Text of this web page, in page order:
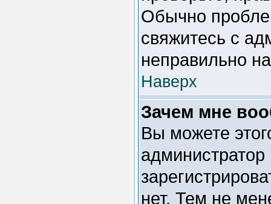
Обычно
свяжитесь с
неправильно
Наверх
Зачем мне
Вы можете
нет. Тем не